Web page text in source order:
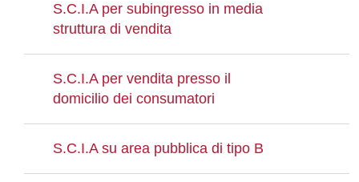
S.C.I.A per subingresso in media
struttura di vendita
S.C.I.A per vendita presso il
domicilio dei consumatori
S.C.I.A su area pubblica di tipo B